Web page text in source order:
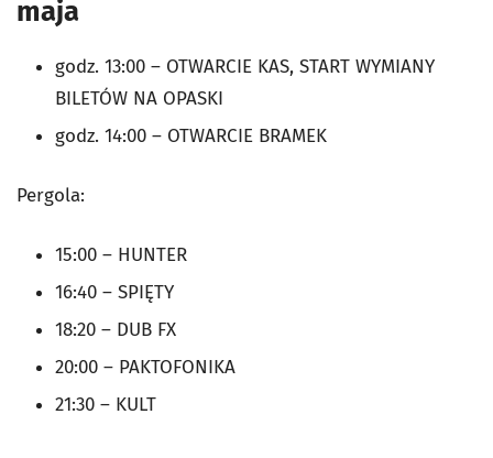
maja
godz. 13:00 – OTWARCIE KAS, START WYMIANY
BILETÓW NA OPASKI
godz. 14:00 – OTWARCIE BRAMEK
Pergola:
15:00 – HUNTER
16:40 – SPIĘTY
18:20 – DUB FX
20:00 – PAKTOFONIKA
21:30 – KULT